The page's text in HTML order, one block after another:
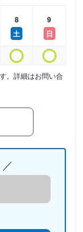
8
土
9
日
。詳細はお問い合